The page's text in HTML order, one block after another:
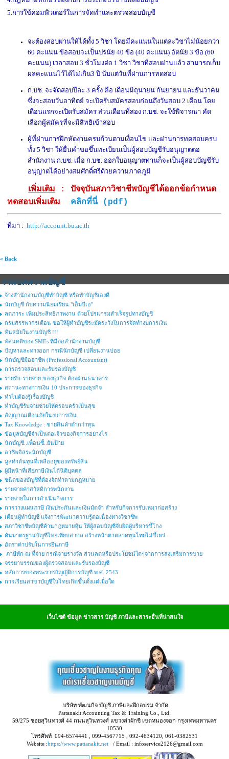
5.การใช้คอมพิวเตอร์ในการจัดทำและตรวจสอบบัญชี
จะต้องสอบผ่านให้ได้ทั้ง 5 วิชา โดยมีคะแนนในแต่ละวิชาไม่น้อยกว่า
60 คะแนน ข้อสอบจะเป็นปรนัย 40 ข้อ (40 คะแนน) อัตนัย 3 ข้อ (60
คะแนน) เวลาสอบ 3 ชั่วโมงต่อ 1 วิชา วิชาที่สอบผ่านแล้ว สามารถเก็บ
ผลคะแนนไว้ได้ไม่เกิน3 ปี นับแต่วันที่ผ่านการทดสอบ
ก.บช. จะจัดสอบปีละ 3 ครั้ง คือ เดือนมิถุนายน กันยายน และธันวาคม
ซึ่งจะสอบวันอาทิตย์ จะเปิดรับสมัครสอบก่อนถึงวันสอบ 2 เดือน โดย
เดือนแรกจะเปิดรับสมัคร ส่วนเดือนที่สอง ก.บช. จะใช้พิจารณา คัด
เลือกผู้สมัครที่จะมีสิทธิเข้าสอบ
ผู้ที่ผ่านการฝึกหัดงานครบถ้วนตามเงื่อนไข และผ่านการทดสอบครบ
ทั้ง 5 วิชา ให้ยื่นคำขอขึ้นทะเบียนเป็นผู้สอบบัญชีรับอนุญาตต่อ
สำนักงาน ก.บช. เมื่อ ก.บช. ออกใบอนุญาตท่านก็จะเป็นผู้สอบบัญชีรับ
อนุญาตได้อย่างสมศักดิ์ศรีด้วยความภาคภูมิ
เพิ่มเติม : ปัจจุบันสภาวิชาชีพบัญชีได้ออกข้อกำหนด
ทดสอบเพิ่มเติม คลิกที่นี่ (pdf)
ที่มา :http://account.bu.ac.th
« Back
รวมบทความบัญชี
จ้างสำนักงานบัญชีทำบัญชี หรือทำบัญชีเองดี
นักบัญชี กับความนิยมเรียน "เอ็มบีเอ"
ลดภาระ เพิ่มประสิทธิภาพงาน ด้วยโปรแกรมสำเร็จรูปทางบัญชี
กรมสรรพากรเตือน ขอให้ผู้ทำบัญชีระมัดระวังในการจัดทำงบการเงิน
ทันสมัยในงานบัญชี !!!
ทัศนคติของ SMEs ที่มีต่อสำนักงานบัญชี
ปัญหาและทางออก กรณีนักบัญชี เปลี่ยนงานบ่อย
นักบัญชีมืออาชีพ (Professional Accountant)
การตรวจสอบและรับรองบัญชี
รายรับ-รายจ่าย ของธุรกิจ ต้องผ่านธนาคาร
สถานะทางการเงิน 10 ประการของธุรกิจ
ทำไมต้องรู้เรื่องบัญชี
ทำบัญชีรับจ่ายช่วยให้ครอบครัวเป็นสุข
สัญญาณเตือนภัยในงบการเงิน
Tax Knowledge : ขายสินค้าต่ำกว่าทุน
ข้อมูลบัญชีจำเป็นต่อเจ้าของกิจการอย่างไร
นักบัญชี..เพื่อนซี้..ยันป้าย
อาชีพอิสระนักบัญชี
มูลค่าต้นทุนที่เหลืออยู่ของทรัพย์สิน
ผู้มีหน้าที่เสียภาษีเงินได้นิติบุคคล
ชนิดของบัญชีที่ต้องจัดทำตามกฎหมาย
รายจ่ายค่าสวัสดิการพนักงาน
รายจ่ายในการดำเนินกิจการ
การวางแผนภาษี เงินประกันและเงินมัดจำ สำหรับกิจการรับเหมาก่อสร้าง
เตือนผู้ทำบัญชี แจ้งการพัฒนาความรู้ต่อเนื่องทางวิชาชีพ
สภาวิชาชีพบัญชีค้านกฎหมายหุ้น ให้ผู้สอบบัญชีจับผิดผู้บริหารขี้โกง
ดันมาตรฐานบัญชีไทยเทียบสากล สร้างหน้าตาตลาดทุนไทยไม่ขี้เหร่
อัตราค่าปรับในการยื่นภาษี
ภาษีหัก ณ ที่จ่าย กรณีจ่ายรางวัล ส่วนลดหรือประโยชน์ใดๆจากการส่งเสริมการขาย
จรรยาบรรณของผู้ตรวจสอบและรับรองบัญชี
หลักการของพระราชบัญญัติการบัญชี พ.ศ. 2543
การเรียนสาขาบัญชีในไทยเกิดขึ้นตั้งแต่เมื่อใด
เว็บไซต์ ข้อมูล ข่าวสาร บัญชี ภาษีและสาระอื่นที่น่าสนใจ
บริษัท พัฒนกิจ บัญชี ภาษีและฝึกอบรม จำกัด
Pattanakit Accounting Tax & Training Co., Ltd.
59/275 ซอยสุวินทวงศ์ 44 ถนนสุวินทวงศ์ แขวงลำผักชี เขตหนองจอก กรุงเทพมหานคร
10530
โทรศัพท์ 094-6574441 , 099-4567715 , 092-4634120, 061-0382531
Website :https://www.pattanakit.net/ Email : infoservice2126@gmail.com